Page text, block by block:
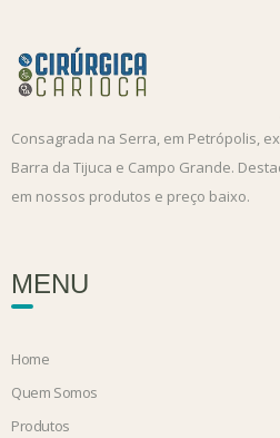
Consagrada na Serra, em Petrópolis,
Barra da Tijuca e Campo Grande.
em nossos produtos e preço baixo.
MENU
Home
Quem Somos
Produtos